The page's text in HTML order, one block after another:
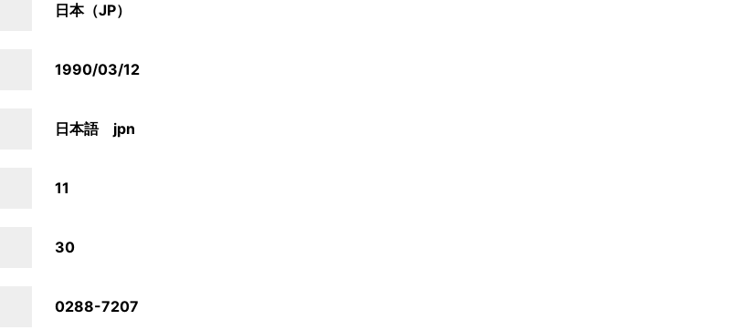
日本（JP）
1990/03/12
日本語 jpn
11
30
0288-7207